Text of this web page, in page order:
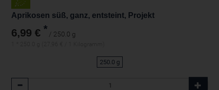
Aprikosen süß, ganz, entsteint, Projekt
6,99 € * / 250.0 g
250.0 g